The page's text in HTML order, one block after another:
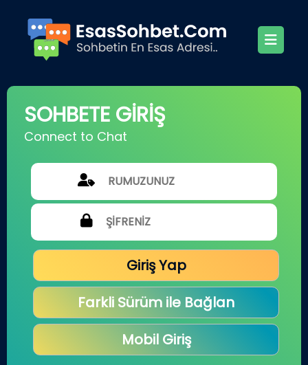
SOHBETE GİRİŞ
Connect to Chat
Giriş Yap
Farkli Sürüm ile Bağlan
Mobil Giriş